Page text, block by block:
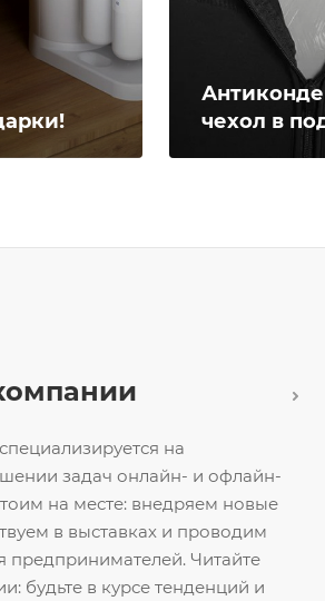
чехол в
на
задач онлайн- и офлайн-
на месте: внедряем новые
в выставках и проводим
предпринимателей. Читайте
будьте в курсе тенденций и